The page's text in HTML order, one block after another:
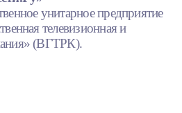
унитарное предприятие
телевизионная и
(ВГТРК).